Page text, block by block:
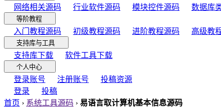
网络相关源码 行业软件源码 模块控件源码 数据库
等阶教程
入门教程源码 初级教程源码 进阶教程源码 高级教
支持库与工具
支持库下载 软件工具下载
个人中心
登录账号 注册账号
投稿资源
登录
投稿
首页 › 系统工具源码 › 易语言取计算机基本信息源码